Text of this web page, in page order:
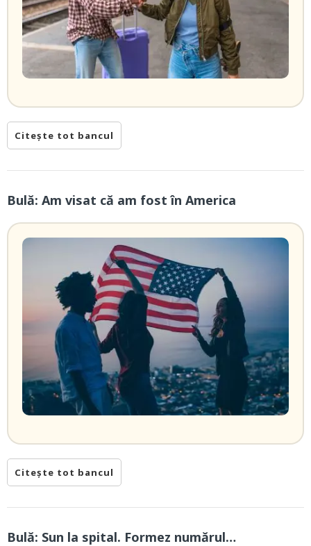
Citește tot bancul
Bulă: Am visat că am fost în America
Citește tot bancul
Bulă: Sun la spital. Formez numărul…